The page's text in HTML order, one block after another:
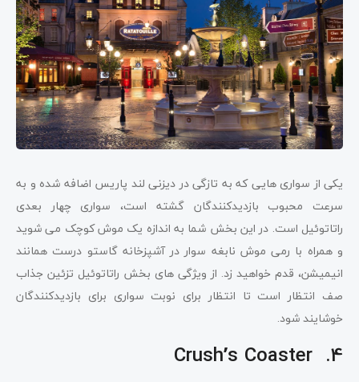
یکی از سواری هایی که به تازگی در دیزنی لند پاریس اضافه شده و به
سرعت محبوب بازدیدکنندگان گشته است، سواری چهار بعدی
راتاتوئیل است. در این بخش شما به اندازه یک موش کوچک می شوید
و همراه با رمی موش نابغه سوار در آشپزخانه گاستو درست همانند
انیمیشن، قدم خواهید زد. از ویژگی های بخش راتاتوئیل تزئین جذاب
صف انتظار است تا انتظار برای نوبت سواری برای بازدیدکنندگان
خوشایند شود.
4. Crush’s Coaster